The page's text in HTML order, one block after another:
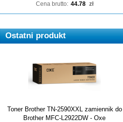
Cena brutto: 44.78 zł
Ostatni produkt
Toner Brother TN-2590XXL zamiennik do
Brother MFC-L2922DW - Oxe